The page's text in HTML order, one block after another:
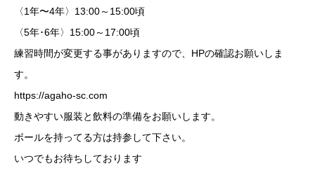
〈1年〜4年〉13:00～15:00頃
〈5年･6年〉15:00～17:00頃
練習時間が変更する事がありますので、HPの確認お願いしま
す。
⁡https://agaho-sc.com
動きやすい服装と飲料の準備をお願いします。
ボールを持ってる方は持参して下さい。
いつでもお待ちしております️